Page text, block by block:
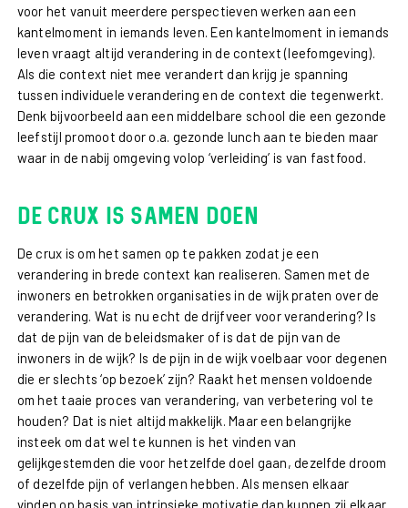
voor het vanuit meerdere perspectieven werken aan een
kantelmoment in iemands leven. Een kantelmoment in iemands
leven vraagt altijd verandering in de context (leefomgeving).
Als die context niet mee verandert dan krijg je spanning
tussen individuele verandering en de context die tegenwerkt.
Denk bijvoorbeeld aan een middelbare school die een gezonde
leefstijl promoot door o.a. gezonde lunch aan te bieden maar
waar in de nabij omgeving volop ‘verleiding’ is van fastfood.
De crux is samen doen
De crux is om het samen op te pakken zodat je een
verandering in brede context kan realiseren. Samen met de
inwoners en betrokken organisaties in de wijk praten over de
verandering. Wat is nu echt de drijfveer voor verandering? Is
dat de pijn van de beleidsmaker of is dat de pijn van de
inwoners in de wijk? Is de pijn in de wijk voelbaar voor degenen
die er slechts ‘op bezoek’ zijn? Raakt het mensen voldoende
om het taaie proces van verandering, van verbetering vol te
houden? Dat is niet altijd makkelijk. Maar een belangrijke
insteek om dat wel te kunnen is het vinden van
gelijkgestemden die voor hetzelfde doel gaan, dezelfde droom
of dezelfde pijn of verlangen hebben. Als mensen elkaar
vinden op basis van intrinsieke motivatie dan kunnen zij elkaar